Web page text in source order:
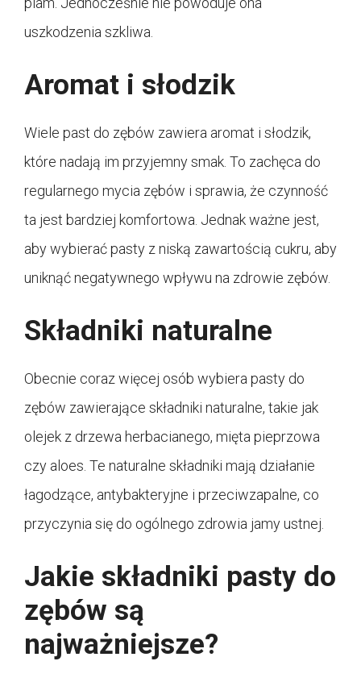
uszkodzenia szkliwa.
Aromat i słodzik
Wiele past do zębów zawiera aromat i słodzik,
które nadają im przyjemny smak. To zachęca do
regularnego mycia zębów i sprawia, że czynność
ta jest bardziej komfortowa. Jednak ważne jest,
aby wybierać pasty z niską zawartością cukru, aby
uniknąć negatywnego wpływu na zdrowie zębów.
Składniki naturalne
Obecnie coraz więcej osób wybiera pasty do
zębów zawierające składniki naturalne, takie jak
olejek z drzewa herbacianego, mięta pieprzowa
czy aloes. Te naturalne składniki mają działanie
łagodzące, antybakteryjne i przeciwzapalne, co
przyczynia się do ogólnego zdrowia jamy ustnej.
Jakie składniki pasty do
zębów są
najważniejsze?